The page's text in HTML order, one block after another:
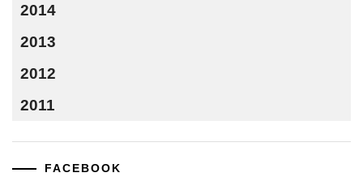
2014
2013
2012
2011
FACEBOOK